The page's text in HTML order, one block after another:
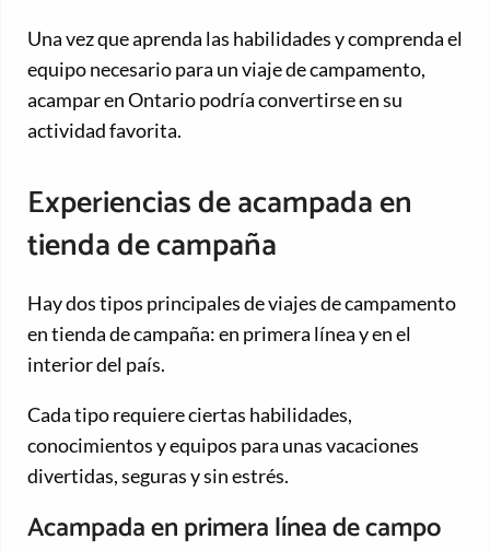
Una vez que aprenda las habilidades y comprenda el
equipo necesario para un viaje de campamento,
acampar en Ontario podría convertirse en su
actividad favorita.
Experiencias de acampada en
tienda de campaña
Hay dos tipos principales de viajes de campamento
en tienda de campaña: en primera línea y en el
interior del país.
Cada tipo requiere ciertas habilidades,
conocimientos y equipos para unas vacaciones
divertidas, seguras y sin estrés.
Acampada en primera línea de campo